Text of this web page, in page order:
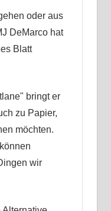
oder aus
DeMarco hat
Blatt
bringt er
zu Papier,
möchten.
wir